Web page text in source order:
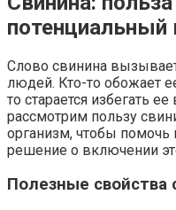
потенциальный
Слово свинина
людей. Кто-то обожает
то старается избегать
рассмотрим пользу
организм, чтобы помочь
решение о включении
Полезные свойства